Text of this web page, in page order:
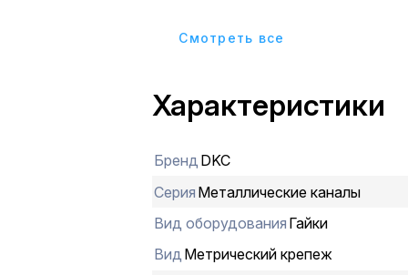
влажности.
Cмотреть все
Характеристики
Бренд DKC
Серия Металлические каналы
Вид оборудования Гайки
Вид Метрический крепеж